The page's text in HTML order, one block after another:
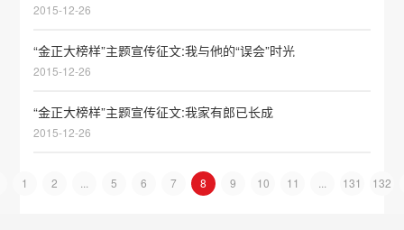
2015-12-26
“金正大榜样”主题宣传征文:我与他的“误会”时光
2015-12-26
“金正大榜样”主题宣传征文:我家有郎已长成
2015-12-26
1 2 ... 5 6 7 8 9 10 11 ... 131 132